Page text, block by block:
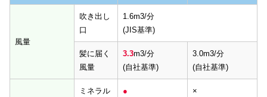
風量
吹き出し
口
1.6m3/分
(JIS基準)
髪に届く
風量
3.3m3/分
(自社基準)
3.0m3/分
(自社基準)
ミネラル ● ×